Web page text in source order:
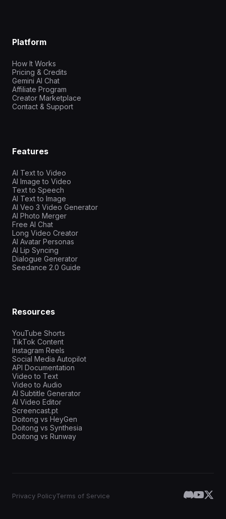
Platform
How It Works
Pricing & Credits
Gemini AI Chat
Affiliate Program
Creator Marketplace
Contact & Support
Features
AI Text to Video
AI Image to Video
Text to Speech
AI Text to Image
AI Veo 3 Video Generator
AI Photo Merger
Free AI Chat
Long Video Creator
AI Avatar Personas
AI Lip Syncing
Dialogue Generator
Seedance 2.0 Guide
Resources
YouTube Shorts
TikTok Content
Instagram Reels
Social Media Autopilot
API Documentation
Video to Text
Video to Audio
AI Subtitle Generator
AI Video Editor
Screencast.pt
Doitong vs HeyGen
Doitong vs Synthesia
Doitong vs Runway
Privacy PolicyTerms of Service